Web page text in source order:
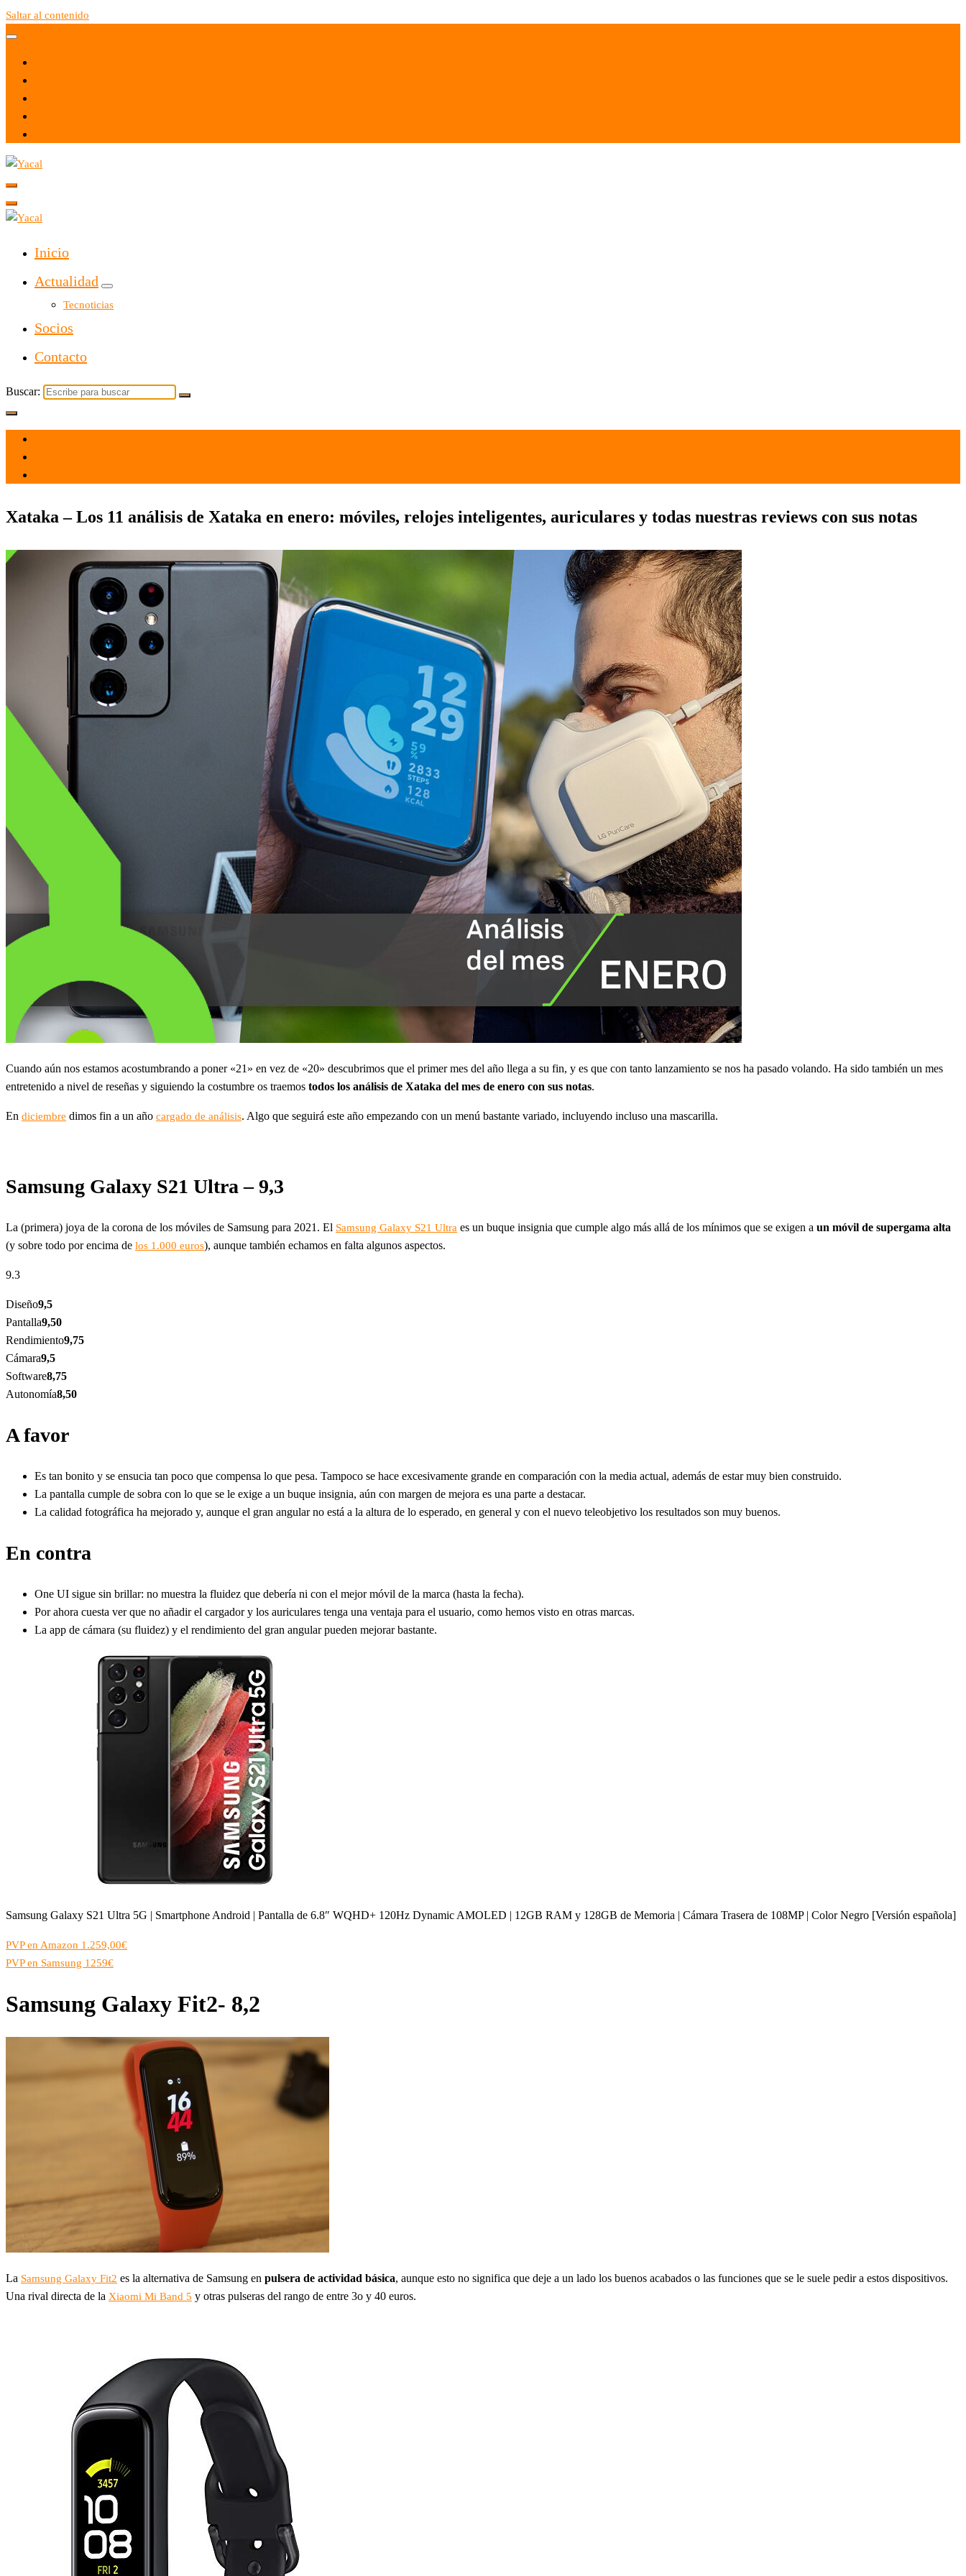
Saltar al contenido
Yacal micro hosting
Inicio
Actualidad
Tecnoticias
Socios
Contacto
Buscar:
Xataka – Los 11 análisis de Xataka en enero: móviles, relojes inteligentes, auriculares y todas nuestras reviews con sus notas
Cuando aún nos estamos acostumbrando a poner «21» en vez de «20» descubrimos que el primer mes del año llega a su fin, y es que con tanto lanzamiento se nos ha pasado volando. Ha sido también un mes
entretenido a nivel de reseñas y siguiendo la costumbre os traemos todos los análisis de Xataka del mes de enero con sus notas.
En diciembre dimos fin a un año cargado de análisis. Algo que seguirá este año empezando con un menú bastante variado, incluyendo incluso una mascarilla.
Samsung Galaxy S21 Ultra – 9,3
La (primera) joya de la corona de los móviles de Samsung para 2021. El Samsung Galaxy S21 Ultra es un buque insignia que cumple algo más allá de los mínimos que se exigen a un móvil de supergama alta
(y sobre todo por encima de los 1.000 euros), aunque también echamos en falta algunos aspectos.
9.3
Diseño9,5
Pantalla9,50
Rendimiento9,75
Cámara9,5
Software8,75
Autonomía8,50
A favor
Es tan bonito y se ensucia tan poco que compensa lo que pesa. Tampoco se hace excesivamente grande en comparación con la media actual, además de estar muy bien construido.
La pantalla cumple de sobra con lo que se le exige a un buque insignia, aún con margen de mejora es una parte a destacar.
La calidad fotográfica ha mejorado y, aunque el gran angular no está a la altura de lo esperado, en general y con el nuevo teleobjetivo los resultados son muy buenos.
En contra
One UI sigue sin brillar: no muestra la fluidez que debería ni con el mejor móvil de la marca (hasta la fecha).
Por ahora cuesta ver que no añadir el cargador y los auriculares tenga una ventaja para el usuario, como hemos visto en otras marcas.
La app de cámara (su fluidez) y el rendimiento del gran angular pueden mejorar bastante.
Samsung Galaxy S21 Ultra 5G | Smartphone Android | Pantalla de 6.8″ WQHD+ 120Hz Dynamic AMOLED | 12GB RAM y 128GB de Memoria | Cámara Trasera de 108MP | Color Negro [Versión española]
PVP en Amazon 1.259,00€
PVP en Samsung 1259€
Samsung Galaxy Fit2- 8,2
La Samsung Galaxy Fit2 es la alternativa de Samsung en pulsera de actividad básica, aunque esto no significa que deje a un lado los buenos acabados o las funciones que se le suele pedir a estos dispositivos.
Una rival directa de la Xiaomi Mi Band 5 y otras pulseras del rango de entre 3o y 40 euros.